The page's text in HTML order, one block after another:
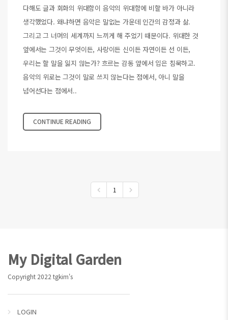
다해도 글과 회화의 위대함이 음악의 위대함에 비할 바가 아니라
생각했었다. 왜냐하면 음악은 말없는 가운데 인간의 감정과 삶.
그리고 그 너머의 세계까지 느끼게 해 주었기 때문이다. 위대한 것
앞에서는 그것이 무엇이든, 사랑이든 신이든 자연이든 선 이든,
우리는 할 말을 잃지 않는가? 흐르는 감동 앞에서 입은 침묵하고.
음악의 위로는 그것이 말로 쓰지 않는다는 점에서, 아니 말을
넘어선다는 점에서..
CONTINUE READING
1
Footer
My Digital Garden
Copyright 2022 tgkim's
LOGIN